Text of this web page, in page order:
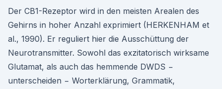
Der CB1-Rezeptor wird in den meisten Arealen des
Gehirns in hoher Anzahl exprimiert (HERKENHAM et
al., 1990). Er reguliert hier die Ausschüttung der
Neurotransmitter. Sowohl das exzitatorisch wirksame
Glutamat, als auch das hemmende DWDS −
unterscheiden − Worterklärung, Grammatik,